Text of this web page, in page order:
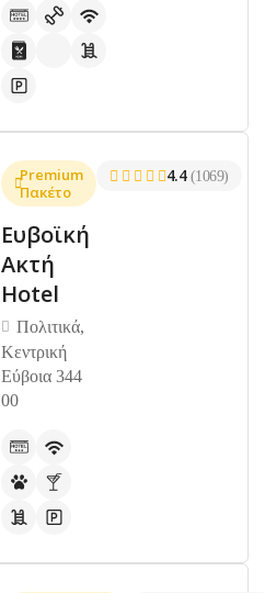
Premium
Πακέτο
Ευβοϊκή
Ακτή
Hotel
Πολιτικά,
Κεντρική
Εύβοια 344
00
4.4 (1069)